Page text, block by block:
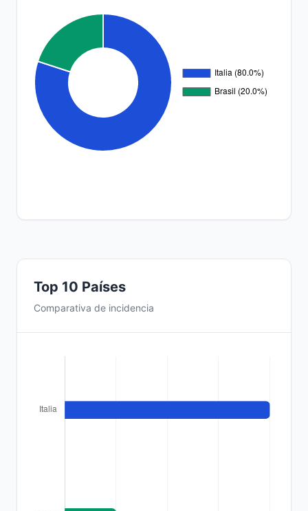
Top 10 Países
Comparativa de incidencia